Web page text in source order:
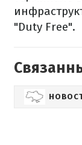
"Duty Free".